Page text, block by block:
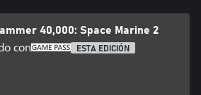
40,000: Space Marine 2
con ESTA EDICIÓN